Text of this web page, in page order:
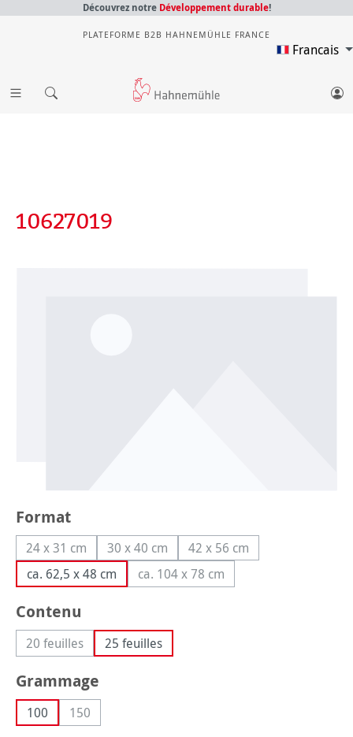
Découvrez notre Développement durable!
PLATEFORME B2B HAHNEMÜHLE FRANCE
Francais
10627019
Sélectionnez
Format
24 x 31 cm(Cette option n'est pas disponible pour le moment.)
30 x 40 cm(Cette option n'est pas disponible pour le
42 x 56 cm(Cette option n'est pas
ca. 62,5 x 48 cm ca. 104 x 78 cm(Cette option n'est pas
Sélectionnez
Contenu
20 feuilles(Cette option n'est pas disponible pour le moment.)
25 feuilles
Sélectionnez
Grammage
100 150(Cette option n'est pas disponible pour le moment.)